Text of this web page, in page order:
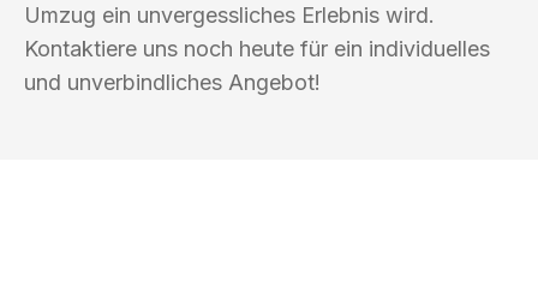
Umzug ein unvergessliches Erlebnis wird.
Kontaktiere uns noch heute für ein individuelles
und unverbindliches Angebot!